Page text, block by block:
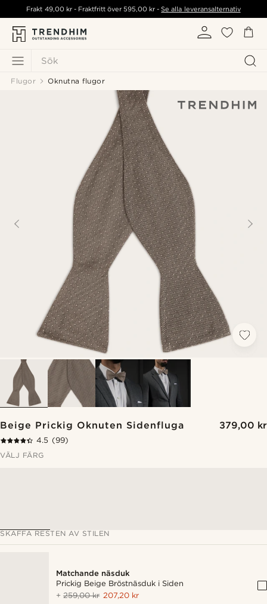
Sök
Frakt 49,00 kr- Fraktfritt över595,00 kr -Se alla leveransalternativ
Flugor Oknutna flugor
Beige Prickig Oknuten Sidenfluga 379,00 kr
4.5 (99)
VÄLJ FÄRG
SKAFFA RESTEN AV STILEN
Matchande näsduk
Prickig Beige Bröstnäsduk i Siden
+259,00 kr 207,20 kr